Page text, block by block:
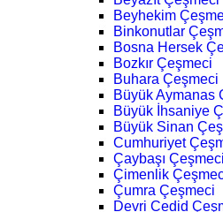
Beyhekim
Binkonutlar
Bosna Hersek
Bozkır Çeşmeci
Buhara Çeşmeci
Büyük Aymanas
Büyük İhsaniye
Büyük Sinan
Cumhuriyet
Çaybaşı Çeşmeci
Çimenlik
Çumra Çeşmeci
Devri Cedid